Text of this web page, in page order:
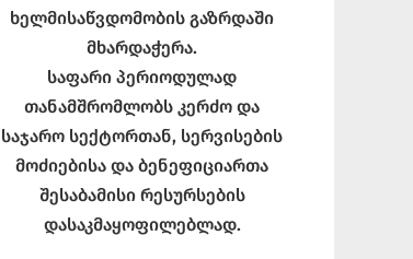
ხელმისაწვდომობის გაზრდაში
მხარდაჭერა.
საფარი პერიოდულად
თანამშრომლობს კერძო და
საჯარო სექტორთან, სერვისების
მოძიებისა და ბენეფიციართა
შესაბამისი რესურსების
დასაკმაყოფილებლად.